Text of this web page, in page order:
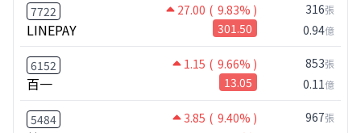
7722 27.00 ( 9.83% )
LINEPAY 301.50
316張
0.94億
6152 1.15 ( 9.66% )
百一 13.05
853張
0.11億
5484 3.85 ( 9.40% ) 967張